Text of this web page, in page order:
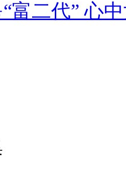
回应
富二代” 心